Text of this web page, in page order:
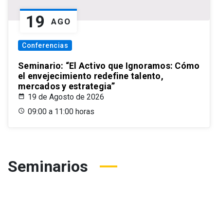
19 AGO
Conferencias
Seminario: “El Activo que Ignoramos: Cómo
el envejecimiento redefine talento,
mercados y estrategia”
19 de Agosto de 2026
09:00 a 11:00 horas
Seminarios